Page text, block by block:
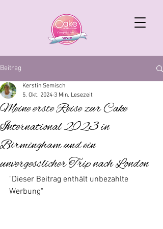
Beitrag
Meine erste Reise zur Cake
International 2023 in
Birmingham und ein
unvergesslicher Trip nach London
Kerstin Semisch
5. Okt. 2024 3 Min. Lesezeit
"Dieser Beitrag enthält unbezahlte
Werbung"